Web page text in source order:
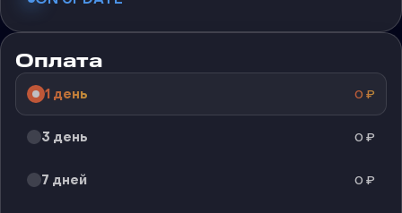
Оплата
1 день 0 ₽
3 день 0 ₽
7 дней 0 ₽